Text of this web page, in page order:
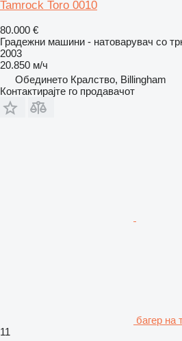
Tamrock Toro 0010
80.000 €
Градежни машини - натоварувач со
2003
20.850 м/ч
Обединето Кралство, Billingham
Контактирајте го продавачот
багер на
11